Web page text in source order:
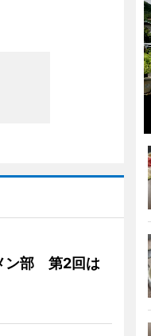
ン部 第2回は